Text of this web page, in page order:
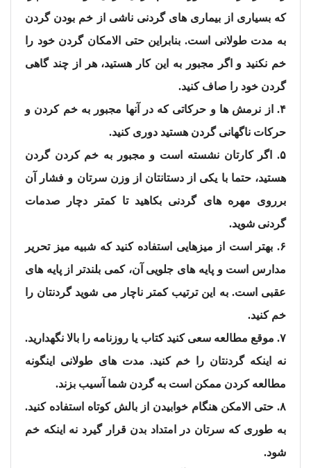
که بسیاری از بیماری های گردنی ناشی از خم بودن گردن
به مدت طولانی است. بنابراین حتی الامکان گردن خود را
خم نکنید و اگر مجبور به این کار هستید، هر از چند گاهی
گردن خود را صاف کنید.
۴. از نرمش ها و حرکاتی که در آنها مجبور به خم کردن و
حرکات ناگهانی گردن هستید دوری کنید.
۵. اگر کارتان نشسته است و مجبور به خم کردن گردن
هستید، حتما با یکی از دستانتان از وزن سرتان و فشار آن
برروی مهره های گردنی بکاهید تا کمتر دچار صدمات
گردنی شوید.
۶. بهتر است از میزهایی استفاده کنید که شبیه میز تحریر
مدارس است و پایه های جلویی آن، کمی بلندتر از پایه های
عقبی است. به این ترتیب کمتر ناچار می شوید گردنتان را
خم کنید.
۷. موقع مطالعه سعی کنید کتاب یا روزنامه را بالا نگهدارید.
نه اینکه گردنتان را خم کنید. مدت های طولانی اینگونه
مطالعه کردن ممکن است به گردن شما آسیب بزند.
۸. حتی الامکن هنگام خوابیدن از بالش کوتاه استفاده کنید.
به طوری که سرتان در امتداد بدن قرار گیرد نه اینکه خم
شود.